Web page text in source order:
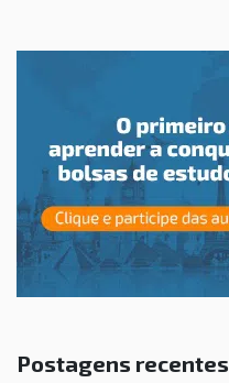
Postagens recentes